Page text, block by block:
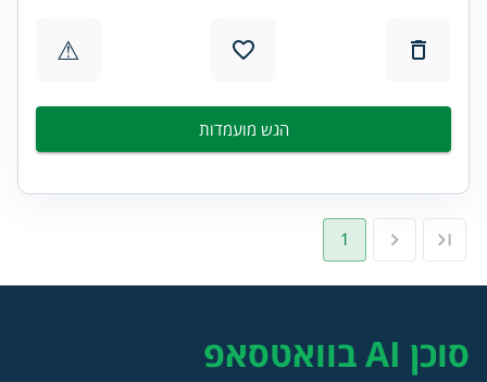
⚠
הגש מועמדות
1
סוכן AI בוואטסאפ